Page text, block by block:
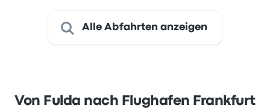
Alle Abfahrten anzeigen
Von Fulda nach Flughafen Frankfurt